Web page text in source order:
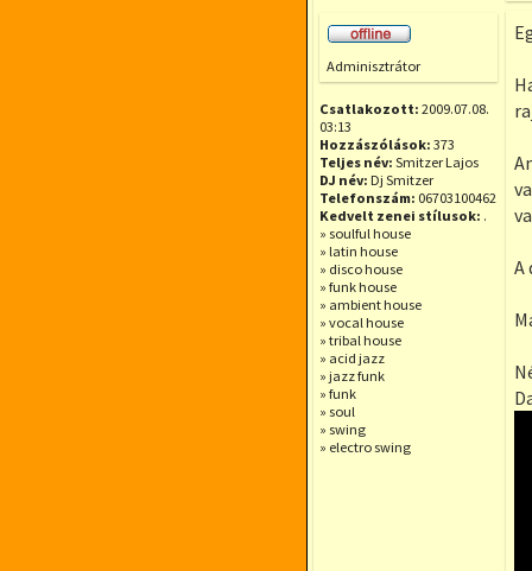
Adminisztrátor
Csatlakozott: 2009.07.08.
03:13
Hozzászólások: 373
Teljes név: Smitzer Lajos
DJ név: Dj Smitzer
Telefonszám: 06703100462
Kedvelt zenei stílusok: .
» soulful house
» latin house
» disco house
» funk house
» ambient house
» vocal house
» tribal house
» acid jazz
» jazz funk
» funk
» soul
» swing
» electro swing
A